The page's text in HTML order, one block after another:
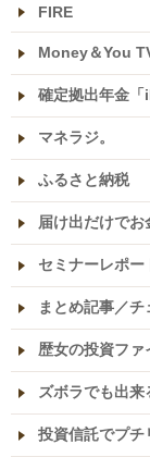
FIRE
Money＆You
確定拠出年金「
マネラジ。
ふるさと納税
届け出だけで
セミナーレポー
まとめ記事／チ
歴女の投資ファ
ズボラでも出来
投資信託でプチ